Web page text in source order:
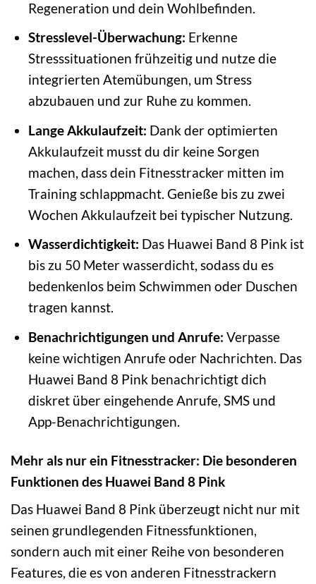
Regeneration und dein Wohlbefinden.
Stresslevel-Überwachung: Erkenne
Stresssituationen frühzeitig und nutze die
integrierten Atemübungen, um Stress
abzubauen und zur Ruhe zu kommen.
Lange Akkulaufzeit: Dank der optimierten
Akkulaufzeit musst du dir keine Sorgen
machen, dass dein Fitnesstracker mitten im
Training schlappmacht. Genieße bis zu zwei
Wochen Akkulaufzeit bei typischer Nutzung.
Wasserdichtigkeit: Das Huawei Band 8 Pink ist
bis zu 50 Meter wasserdicht, sodass du es
bedenkenlos beim Schwimmen oder Duschen
tragen kannst.
Benachrichtigungen und Anrufe: Verpasse
keine wichtigen Anrufe oder Nachrichten. Das
Huawei Band 8 Pink benachrichtigt dich
diskret über eingehende Anrufe, SMS und
App-Benachrichtigungen.
Mehr als nur ein Fitnesstracker: Die besonderen
Funktionen des Huawei Band 8 Pink
Das Huawei Band 8 Pink überzeugt nicht nur mit
seinen grundlegenden Fitnessfunktionen,
sondern auch mit einer Reihe von besonderen
Features, die es von anderen Fitnesstrackern